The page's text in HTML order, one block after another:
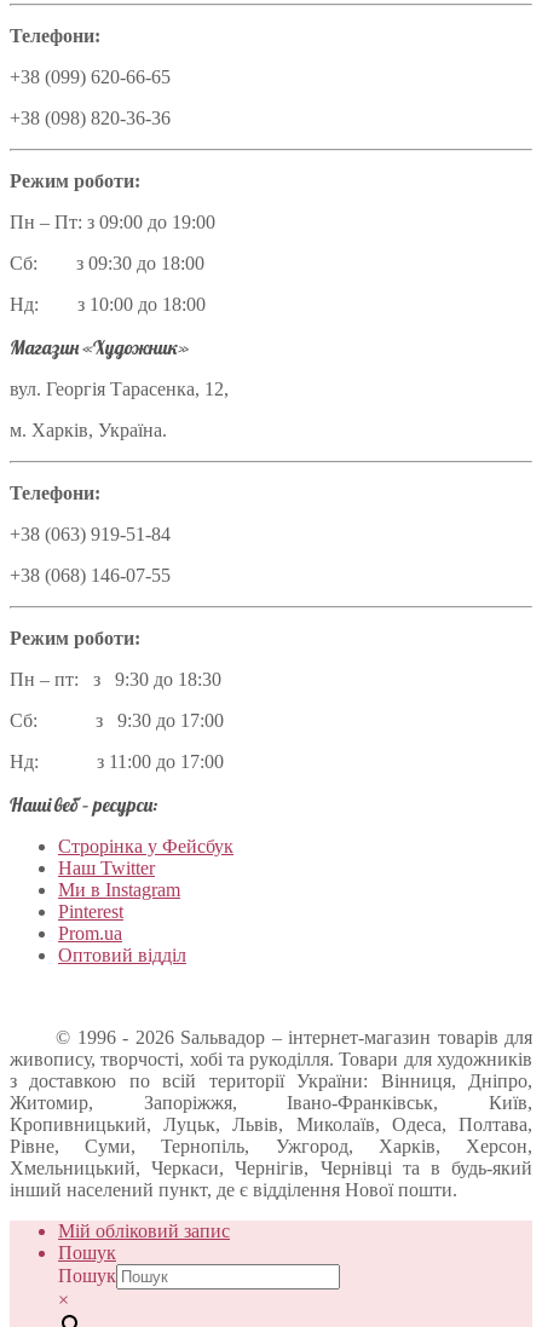
Телефони:
+38 (099) 620-66-65
+38 (098) 820-36-36
Режим роботи:
Пн – Пт: з 09:00 до 19:00
Сб: з 09:30 до 18:00
Нд: з 10:00 до 18:00
Магазин «Художник»
вул. Георгія Тарасенка, 12,
м. Харків, Україна.
Телефони:
+38 (063) 919-51-84
+38 (068) 146-07-55
Режим роботи:
Пн – пт: з 9:30 до 18:30
Сб: з 9:30 до 17:00
Нд: з 11:00 до 17:00
Наші веб – ресурси:
Строрінка у Фейсбук
Наш Twitter
Ми в Instagram
Pinterest
Prom.ua
Оптовий відділ
© 1996 - 2026 Sальвадор – інтернет-магазин товарів для
живопису, творчості, хобі та рукоділля. Товари для художників
з доставкою по всій території України: Вінниця, Дніпро,
Житомир, Запоріжжя, Івано-Франківськ, Київ,
Кропивницький, Луцьк, Львів, Миколаїв, Одеса, Полтава,
Рівне, Суми, Тернопіль, Ужгород, Харків, Херсон,
Хмельницький, Черкаси, Чернігів, Чернівці та в будь-який
інший населений пункт, де є відділення Нової пошти.
Мій обліковий запис
Пошук
Пошук
×